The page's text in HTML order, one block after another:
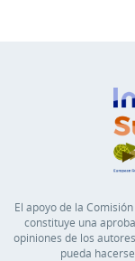
El apoyo de la
constituye una
opiniones de los
pueda